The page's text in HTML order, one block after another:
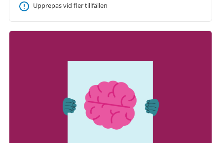
Upprepas vid fler tillfällen